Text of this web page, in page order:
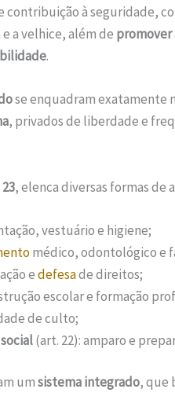
à seguridade,
a velhice, além de promover
.
se enquadram exatamente
, privados de liberdade e
, elenca diversas formas de
vestuário e higiene;
médico, odontológico e
edefesade direitos;
escolar e formação
de culto;
(art. 22): amparo e
umsistema integrado, que